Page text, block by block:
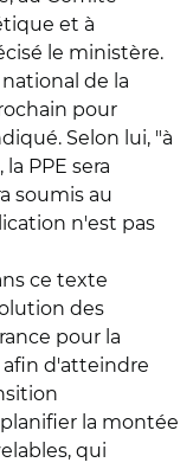
et à
le ministère.
de la
pour
Selon lui, "à
PPE sera
soumis au
n'est pas
ce texte
des
pour la
afin d'atteindre
la montée
qui